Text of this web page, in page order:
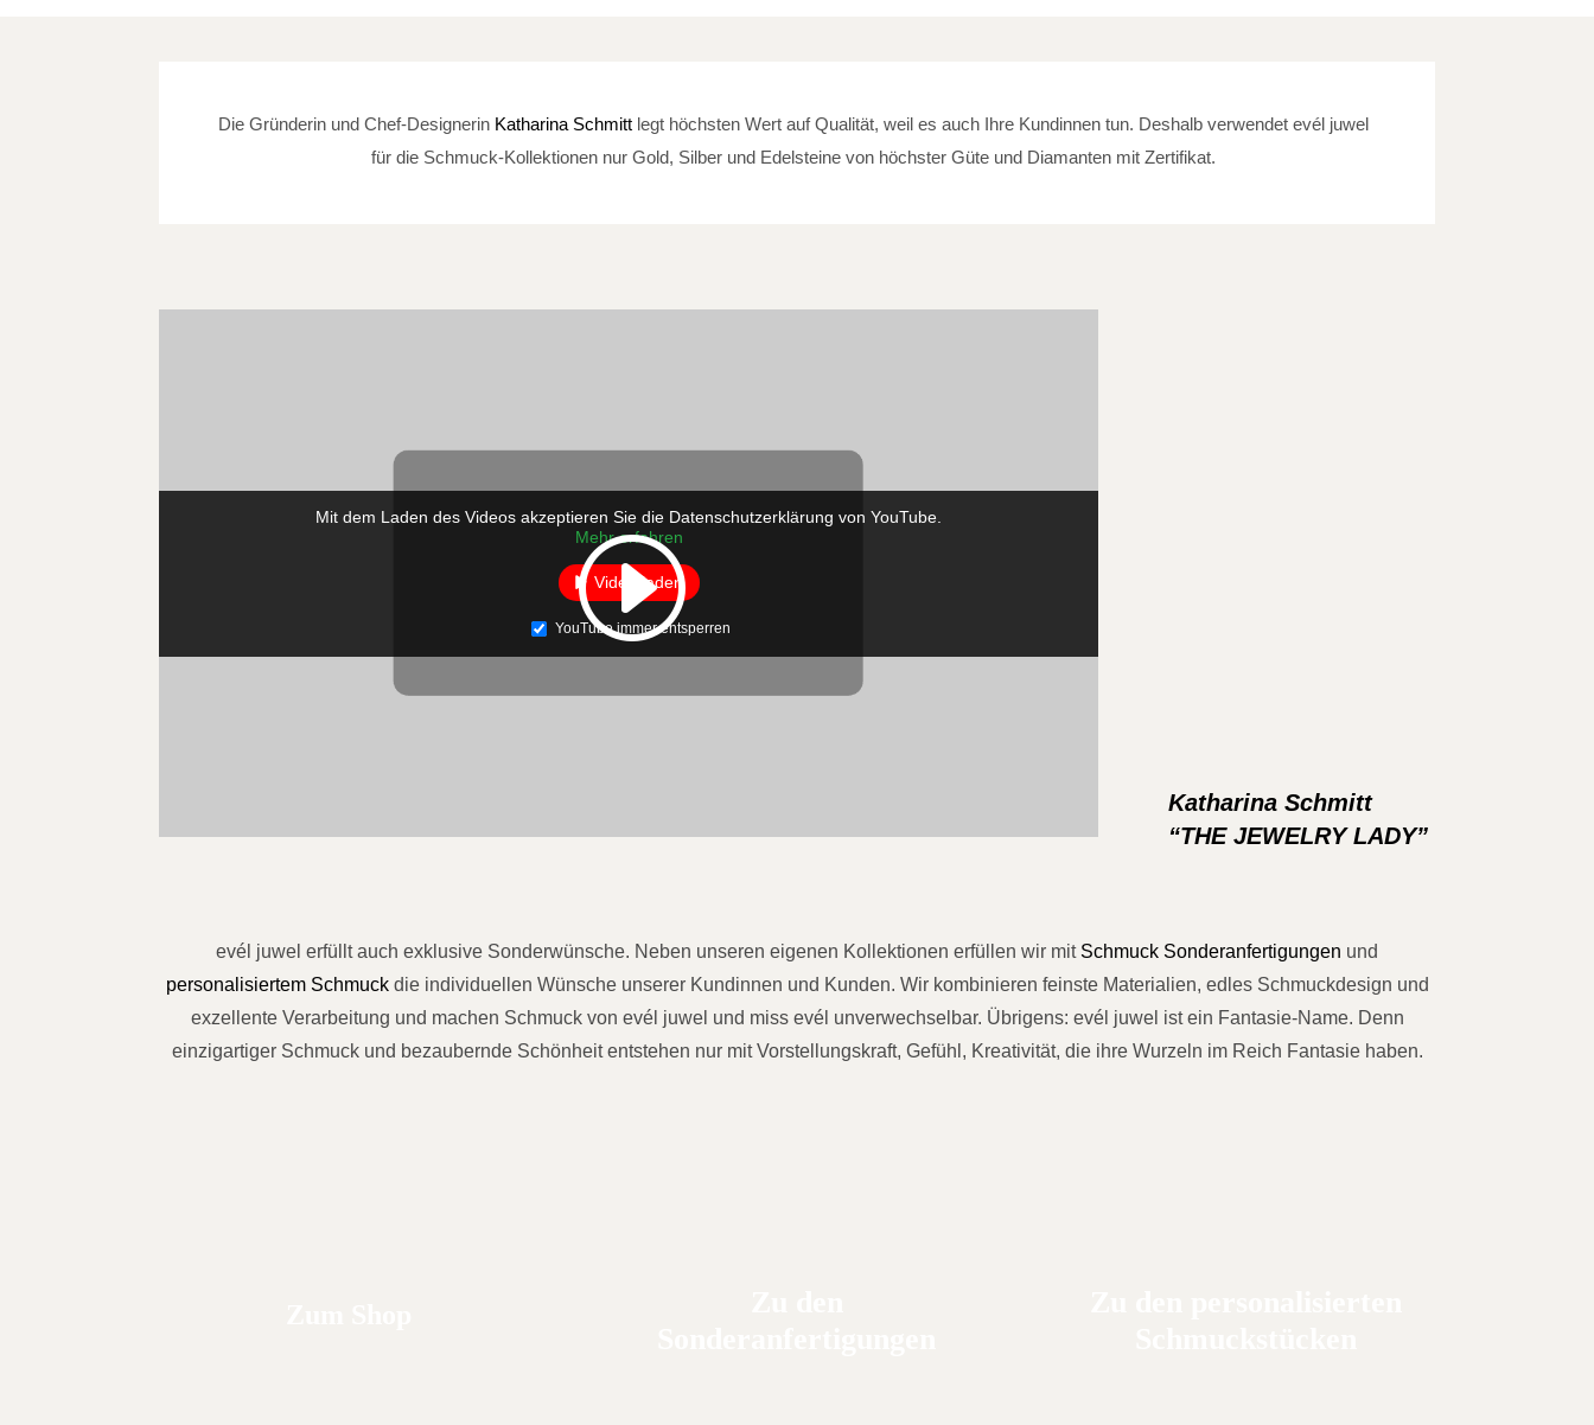
Die Gründerin und Chef-Designerin Katharina Schmittlegt höchsten Wert auf Qualität, weil es auch Ihre Kundinnen tun. Deshalb verwendet evél juwel
für die Schmuck-Kollektionen nur Gold, Silber und Edelsteine von höchster Güte und Diamanten mit Zertifikat.
Mit dem Laden des Videos akzeptieren Sie die Datenschutzerklärung von YouTube.
Mehr erfahren
Video laden
YouTube immer entsperren
Katharina Schmitt
“THE JEWELRY LADY”
evél juwel erfüllt auch exklusive Sonderwünsche. Neben unseren eigenen Kollektionen erfüllen wir mit Schmuck Sonderanfertigungen und
personalisiertem Schmuckdie individuellen Wünsche unserer Kundinnen und Kunden. Wir kombinieren feinste Materialien, edles Schmuckdesign und
exzellente Verarbeitung und machen Schmuck von evél juwel und miss evél unverwechselbar. Übrigens: evél juwel ist ein Fantasie-Name. Denn
einzigartiger Schmuck und bezaubernde Schönheit entstehen nur mit Vorstellungskraft, Gefühl, Kreativität, die ihre Wurzeln im Reich Fantasie haben.